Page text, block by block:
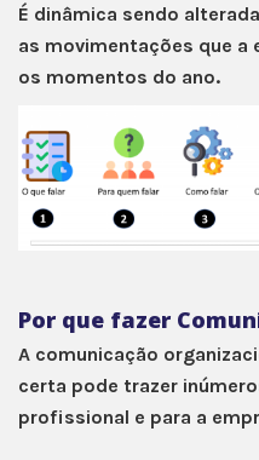
É dinâmica sendo
as movimentações que
os momentos do ano.
Por que fazer
A comunicação
certa pode trazer
profissional e para a